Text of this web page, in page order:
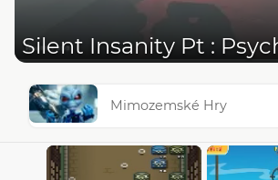
Mimozemské Hry